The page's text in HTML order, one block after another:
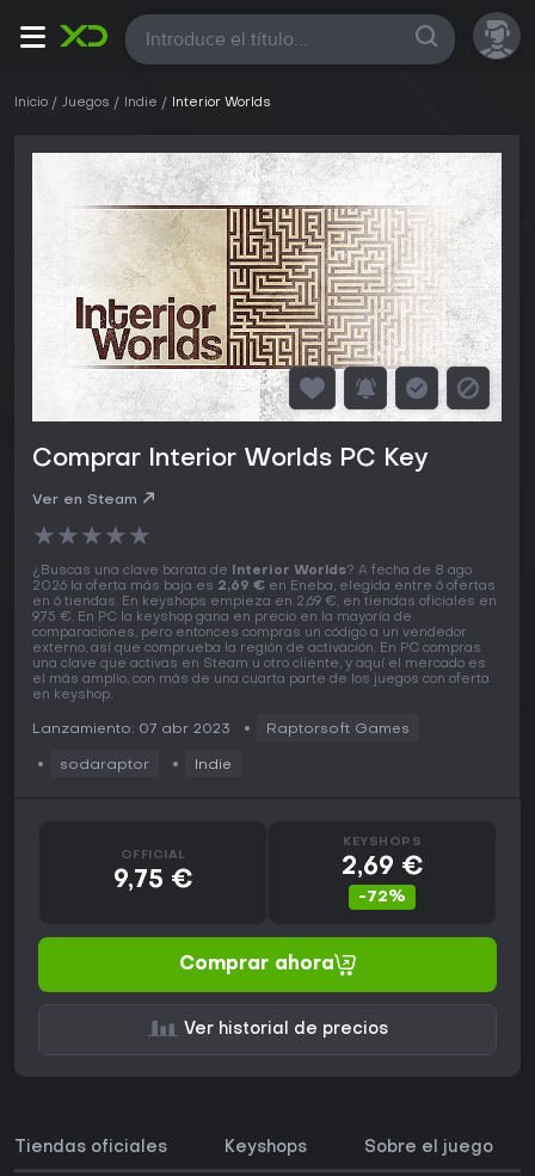
Todas
Inicio Juegos Indie Interior Worlds
Comprar Interior Worlds PC Key
Ver en Steam
★★★★★
¿Buscas una clave barata de Interior Worlds? A fecha de 8 ago
2026 la oferta más baja es 2,69 € en Eneba, elegida entre 6 ofertas
en 6 tiendas. En keyshops empieza en 2,69 €, en tiendas oficiales en
9,75 €. En PC la keyshop gana en precio en la mayoría de
comparaciones, pero entonces compras un código a un vendedor
externo, así que comprueba la región de activación. En PC compras
una clave que activas en Steam u otro cliente, y aquí el mercado es
el más amplio, con más de una cuarta parte de los juegos con oferta
en keyshop.
Lanzamiento: 07 abr 2023 Raptorsoft Games
sodaraptor Indie
OFFICIAL
9,75 €
KEYSHOPS
2,69 €
-72%
Comprar ahora
Ver historial de precios
Tiendas oficiales Keyshops Sobre el juego